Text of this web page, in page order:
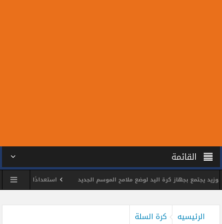
القائمة
بجهاز كرة اليد لوضع ملامح الموسم الجديد
استعدادًا للمونديال..
الرئيسيه كرة السلة